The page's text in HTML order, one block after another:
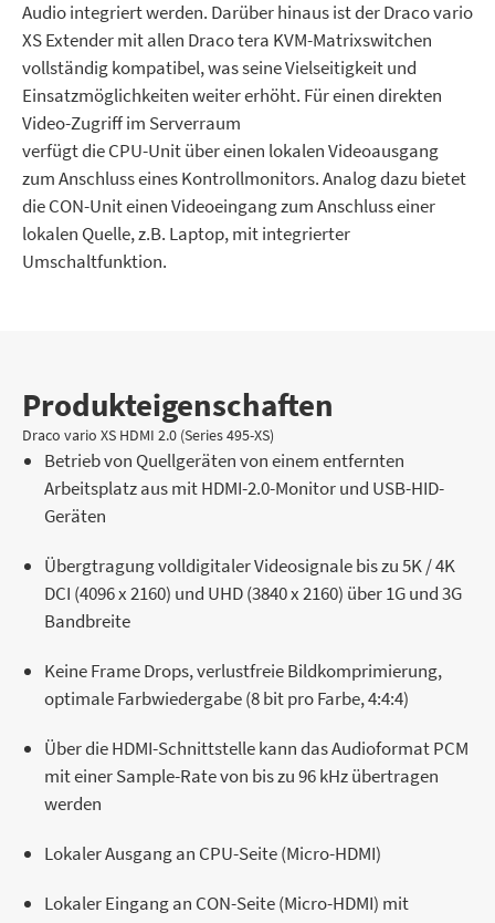
Audio integriert werden. Darüber hinaus ist der Draco vario
XS Extender mit allen Draco tera KVM-Matrixswitchen
vollständig kompatibel, was seine Vielseitigkeit und
Einsatzmöglichkeiten weiter erhöht. Für einen direkten
Video-Zugriff im Serverraum
verfügt die CPU-Unit über einen lokalen Videoausgang
zum Anschluss eines Kontrollmonitors. Analog dazu bietet
die CON-Unit einen Videoeingang zum Anschluss einer
lokalen Quelle, z.B. Laptop, mit integrierter
Umschaltfunktion.
Produkt­eigenschaften
Draco vario XS HDMI 2.0 (Series 495-XS)
Betrieb von Quellgeräten von einem entfernten
Arbeitsplatz aus mit HDMI-2.0-Monitor und USB-HID-
Geräten
Übergtragung volldigitaler Videosignale bis zu 5K / 4K
DCI (4096 x 2160) und UHD (3840 x 2160) über 1G und 3G
Bandbreite
Keine Frame Drops, verlustfreie Bildkomprimierung,
optimale Farbwiedergabe (8 bit pro Farbe, 4:4:4)
Über die HDMI-Schnittstelle kann das Audioformat PCM
mit einer Sample-Rate von bis zu 96 kHz übertragen
werden
Lokaler Ausgang an CPU-Seite (Micro-HDMI)
Lokaler Eingang an CON-Seite (Micro-HDMI) mit